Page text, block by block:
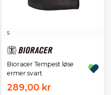
S
Bioracer Tempest løse
ermer svart
289,00 kr